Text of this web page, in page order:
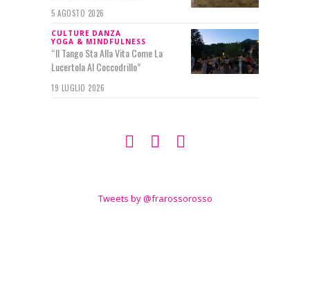
5 AGOSTO 2026
CULTURE DANZA
YOGA & MINDFULNESS
“Il Tango Sta Alla Vita Come La
Lucertola Al Coccodrillo”
19 LUGLIO 2026
Tweets by @frarossorosso